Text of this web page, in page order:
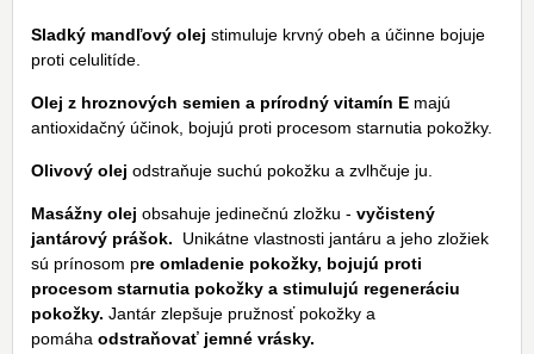
Sladký mandľový olej stimuluje krvný obeh a účinne bojuje
proti celulitíde.
Olej z hroznových semien a prírodný vitamín E majú
antioxidačný účinok, bojujú proti procesom starnutia pokožky.
Olivový olej odstraňuje suchú pokožku a zvlhčuje ju.
Masážny olej obsahuje jedinečnú zložku - vyčistený
jantárový prášok.
Unikátne vlastnosti jantáru a jeho zložiek
sú prínosom pre omladenie pokožky, bojujú proti
procesom starnutia pokožky a stimulujú regeneráciu
pokožky. Jantár zlepšuje pružnosť pokožky a
pomáha odstraňovať jemné vrásky.